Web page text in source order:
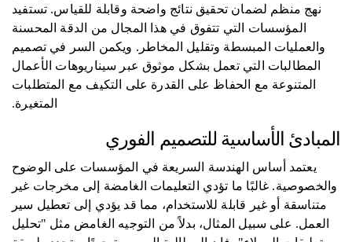
نهج منظم لضمان تحقيق نتائج واضحة وقابلة للقياس. تستفيد
المؤسسات التي تتفوق في هذا المجال من الدقة المحسنة
والعمليات المبسطة وتقليل المخاطر. ويكمن السر في تصميم
المطالبات التي تعمل بشكل موثوق عبر سيناريوهات الأعمال
المتنوعة مع الحفاظ على القدرة على التكيف مع المتطلبات
المتغيرة.
المبادئ الأساسية للتصميم الفوري
يعتمد أساس الهندسة السريعة في المؤسسات على الوضوح
والخصوصية. غالبًا ما تؤدي التعليمات الغامضة إلى مخرجات غير
متناسقة أو غير قابلة للاستخدام، مما قد يؤدي إلى تعطيل سير
العمل. على سبيل المثال، بدلاً من التوجيه الغامض مثل "تحليل